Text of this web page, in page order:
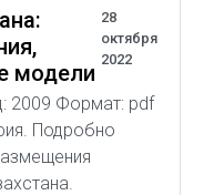
модели
28
октября
2022
2009 Формат: pdf
Подробно